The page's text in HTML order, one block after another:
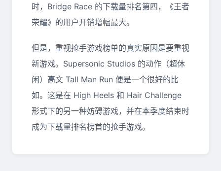
时，Bridge Race 的下载量排名第四，《王者
荣耀》的用户开销增幅最大。
但是，重视抢手游戏榜单的真实原因是要重视
新游戏。Supersonic Studios 的动作（超休
闲）高文 Tall Man Run 便是一个很好的比
如。这是在 High Heels 和 Hair Challenge
形式下的另一种妨碍游戏，并在本季度结束时
成为下载量排名榜首的抢手游戏。